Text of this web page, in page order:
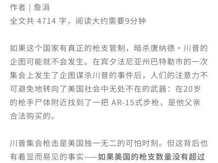
作者 | 詹涓
全文共 4714 字，阅读大约需要9分钟
如果这个国家有真正的枪支管制，暗杀唐纳德·川普的
企图可能就不会发生。在宾夕法尼亚州巴特勒市的一次
集会上发生了企图谋杀川普的事件后，人们的注意力不
可避免地转向了美国社会中无处不在的武器：在20岁
的枪手尸体附近找到了一把 AR-15式步枪，是他父亲
合法购买的。
川普集会枪击是美国独一无二的可怕时刻。但这背后也
有着显而易见的事实——如果美国的枪支数量没有超过